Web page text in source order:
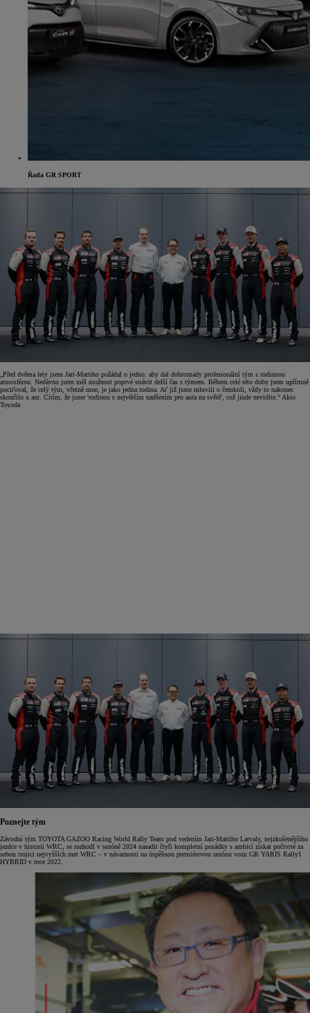
Řada GR SPORT
„Před dvěma lety jsem Jari-Mattiho požádal o jedno: aby dal dohromady profesionální tým s rodinnou
atmosférou. Nedávno jsem měl možnost poprvé strávit delší čas s týmem. Během celé této doby jsem upřímně
pociťoval, že celý tým, včetně mne, je jako jedna rodina. Ať již jsme mluvili o čemkoli, vždy to nakonec
skončilo u aut. Cítím, že jsme 'rodinou s největším nadšením pro auta na světě', což jinde nevidíte.“ Akio
Toyoda
Poznejte tým
Závodní tým TOYOTA GAZOO Racing World Rally Team pod vedením Jari-Mattiho Latvaly, nejzkušenějšího
jezdce v historii WRC, se rozhodl v sezóně 2024 nasadit čtyři kompletní posádky s ambicí získat počtvrté za
sebou trojici nejvyšších met WRC – v návaznosti na úspěšnou premiérovou sezónu vozu GR YARIS Rally1
HYBRID v roce 2022.